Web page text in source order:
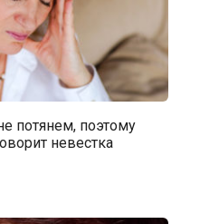
потянем, поэтому
невестка